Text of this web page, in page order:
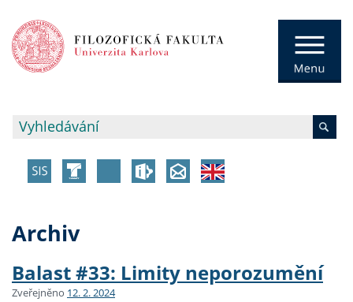
Archiv
Balast #33: Limity neporozumění
Zveřejněno 12. 2. 2024